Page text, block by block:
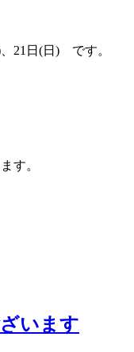
21日(日) です。
す。
います